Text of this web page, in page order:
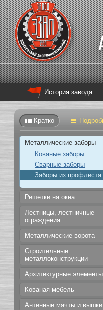
История завода
Кратко
Металлические заборы
Кованые заборы
Сварные заборы
Заборы из профлиста
Решетки на окна
Лестницы, лестничные
ограждения
Металлические ворота
Строительные
металлоконструкции
Архитектурные элементы
Кованая мебель
Антенные мачты и вышки